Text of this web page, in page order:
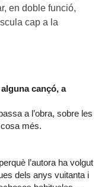
en doble funció,
cap a la
cançó, a
a l’obra, sobre les
més.
l’autora ha volgut
dels anys vuitanta i